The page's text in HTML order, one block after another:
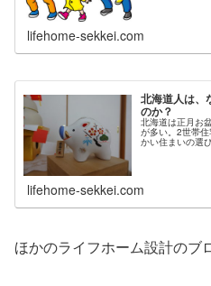
lifehome-sekkei.com
北海道人は、
のか？
北海道は正月お
が多い。2世帯
かい住まいの選
lifehome-sekkei.com
ほかのライフホーム設計のブ